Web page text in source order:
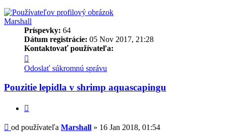
Marshall
Príspevky: 64
Dátum registrácie: 05 Nov 2017, 21:28
Kontaktovať používateľa:
informácie
používateľa
-
Marshall
Odoslať súkromnú správu
Pouzitie lepidla v shrimp aquascapingu
Príspevok
od používateľa Marshall » 16 Jan 2018, 01:54